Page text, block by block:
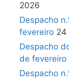
2026
Despacho
fevereiro 24
Despacho
de fevereiro
Despacho